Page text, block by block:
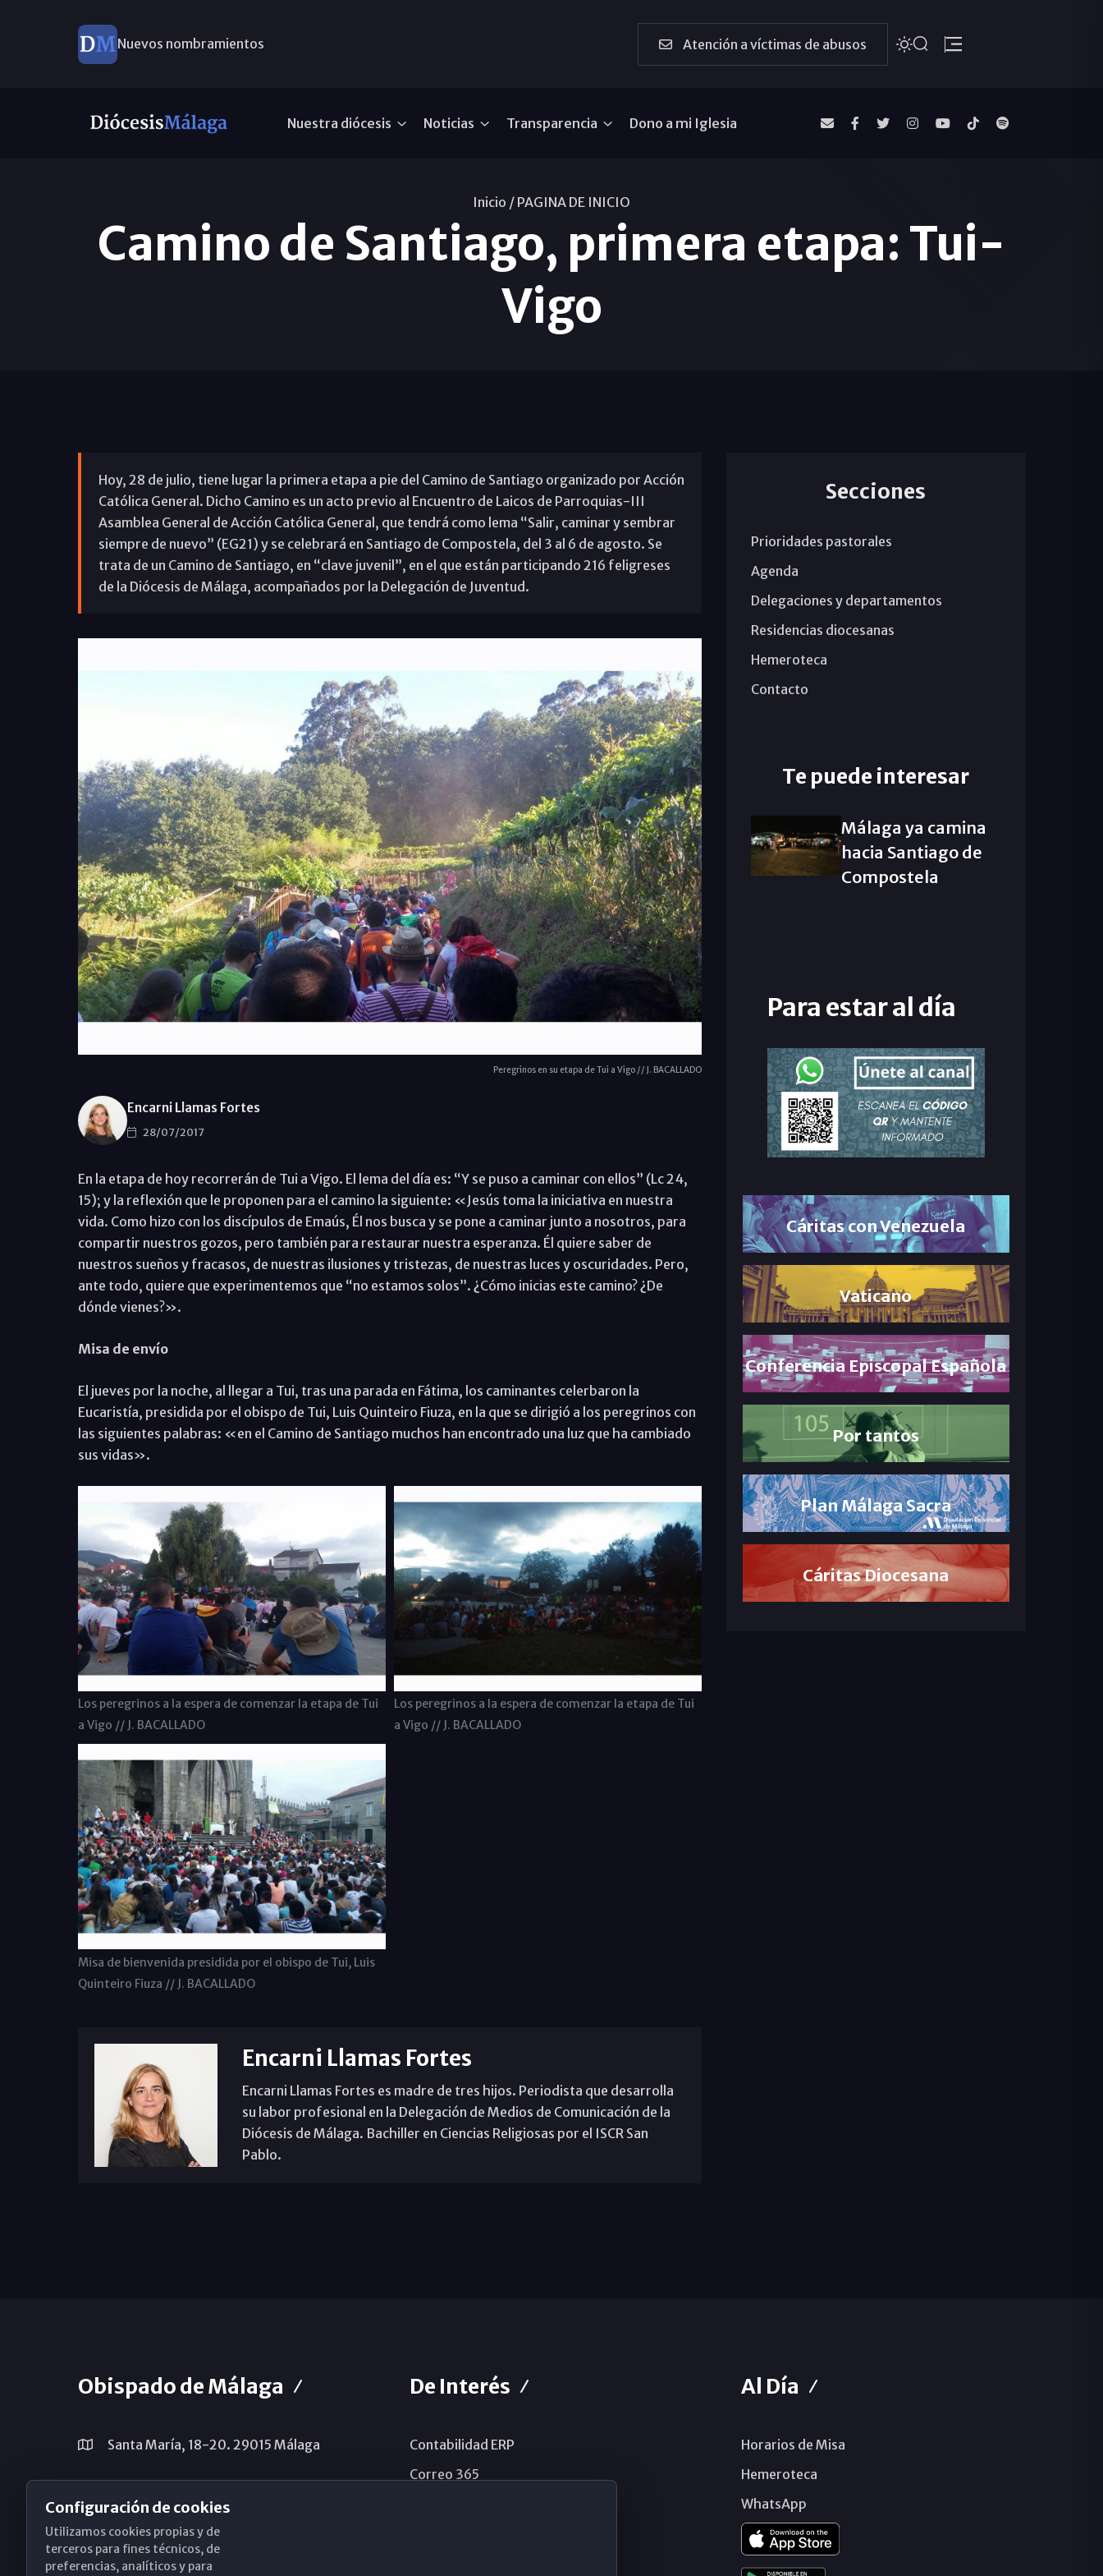
Nuevos nombramientos Atención a víctimas de abusos
Nuestra diócesis Noticias Transparencia Dono a mi Iglesia
Inicio / PAGINA DE INICIO
Camino de Santiago, primera etapa: Tui-
Vigo
Hoy, 28 de julio, tiene lugar la primera etapa a pie del Camino de Santiago organizado por Acción
Católica General. Dicho Camino es un acto previo al Encuentro de Laicos de Parroquias-III
Asamblea General de Acción Católica General, que tendrá como lema “Salir, caminar y sembrar
siempre de nuevo” (EG21) y se celebrará en Santiago de Compostela, del 3 al 6 de agosto. Se
trata de un Camino de Santiago, en “clave juvenil”, en el que están participando 216 feligreses
de la Diócesis de Málaga, acompañados por la Delegación de Juventud.
Peregrinos en su etapa de Tui a Vigo // J. BACALLADO
Encarni Llamas Fortes
28/07/2017
En la etapa de hoy recorrerán de Tui a Vigo. El lema del día es: “Y se puso a caminar con ellos” (Lc 24,
15); y la reflexión que le proponen para el camino la siguiente: «Jesús toma la iniciativa en nuestra
vida. Como hizo con los discípulos de Emaús, Él nos busca y se pone a caminar junto a nosotros, para
compartir nuestros gozos, pero también para restaurar nuestra esperanza. Él quiere saber de
nuestros sueños y fracasos, de nuestras ilusiones y tristezas, de nuestras luces y oscuridades. Pero,
ante todo, quiere que experimentemos que “no estamos solos”. ¿Cómo inicias este camino? ¿De
dónde vienes?».
Misa de envío
El jueves por la noche, al llegar a Tui, tras una parada en Fátima, los caminantes celerbaron la
Eucaristía, presidida por el obispo de Tui, Luis Quinteiro Fiuza, en la que se dirigió a los peregrinos con
las siguientes palabras: «en el Camino de Santiago muchos han encontrado una luz que ha cambiado
sus vidas».
Los peregrinos a la espera de comenzar la etapa de Tui
a Vigo // J. BACALLADO
Los peregrinos a la espera de comenzar la etapa de Tui
a Vigo // J. BACALLADO
Misa de bienvenida presidida por el obispo de Tui, Luis
Quinteiro Fiuza // J. BACALLADO
Encarni Llamas Fortes
Encarni Llamas Fortes es madre de tres hijos. Periodista que desarrolla
su labor profesional en la Delegación de Medios de Comunicación de la
Diócesis de Málaga. Bachiller en Ciencias Religiosas por el ISCR San
Pablo.
Secciones
Prioridades pastorales
Agenda
Delegaciones y departamentos
Residencias diocesanas
Hemeroteca
Contacto
Te puede interesar
Málaga ya camina
hacia Santiago de
Compostela
Para estar al día
Cáritas con Venezuela
Vaticano
Conferencia Episcopal Española
Por tantos
Plan Málaga Sacra
Cáritas Diocesana
Obispado de Málaga
Santa María, 18-20. 29015 Málaga
(+34) 952 224 386
obispado@diocesismalaga.es
De Interés
Contabilidad ERP
Correo 365
Al Día
Horarios de Misa
Hemeroteca
WhatsApp
Configuración de cookies
Utilizamos cookies propias y de
terceros para fines técnicos, de
preferencias, analíticos y para